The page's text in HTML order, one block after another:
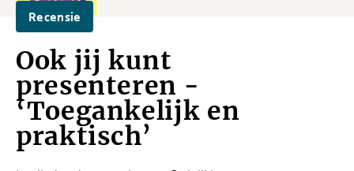
Recensie
Ook jij kunt
presenteren -
‘Toegankelijk en
praktisch’